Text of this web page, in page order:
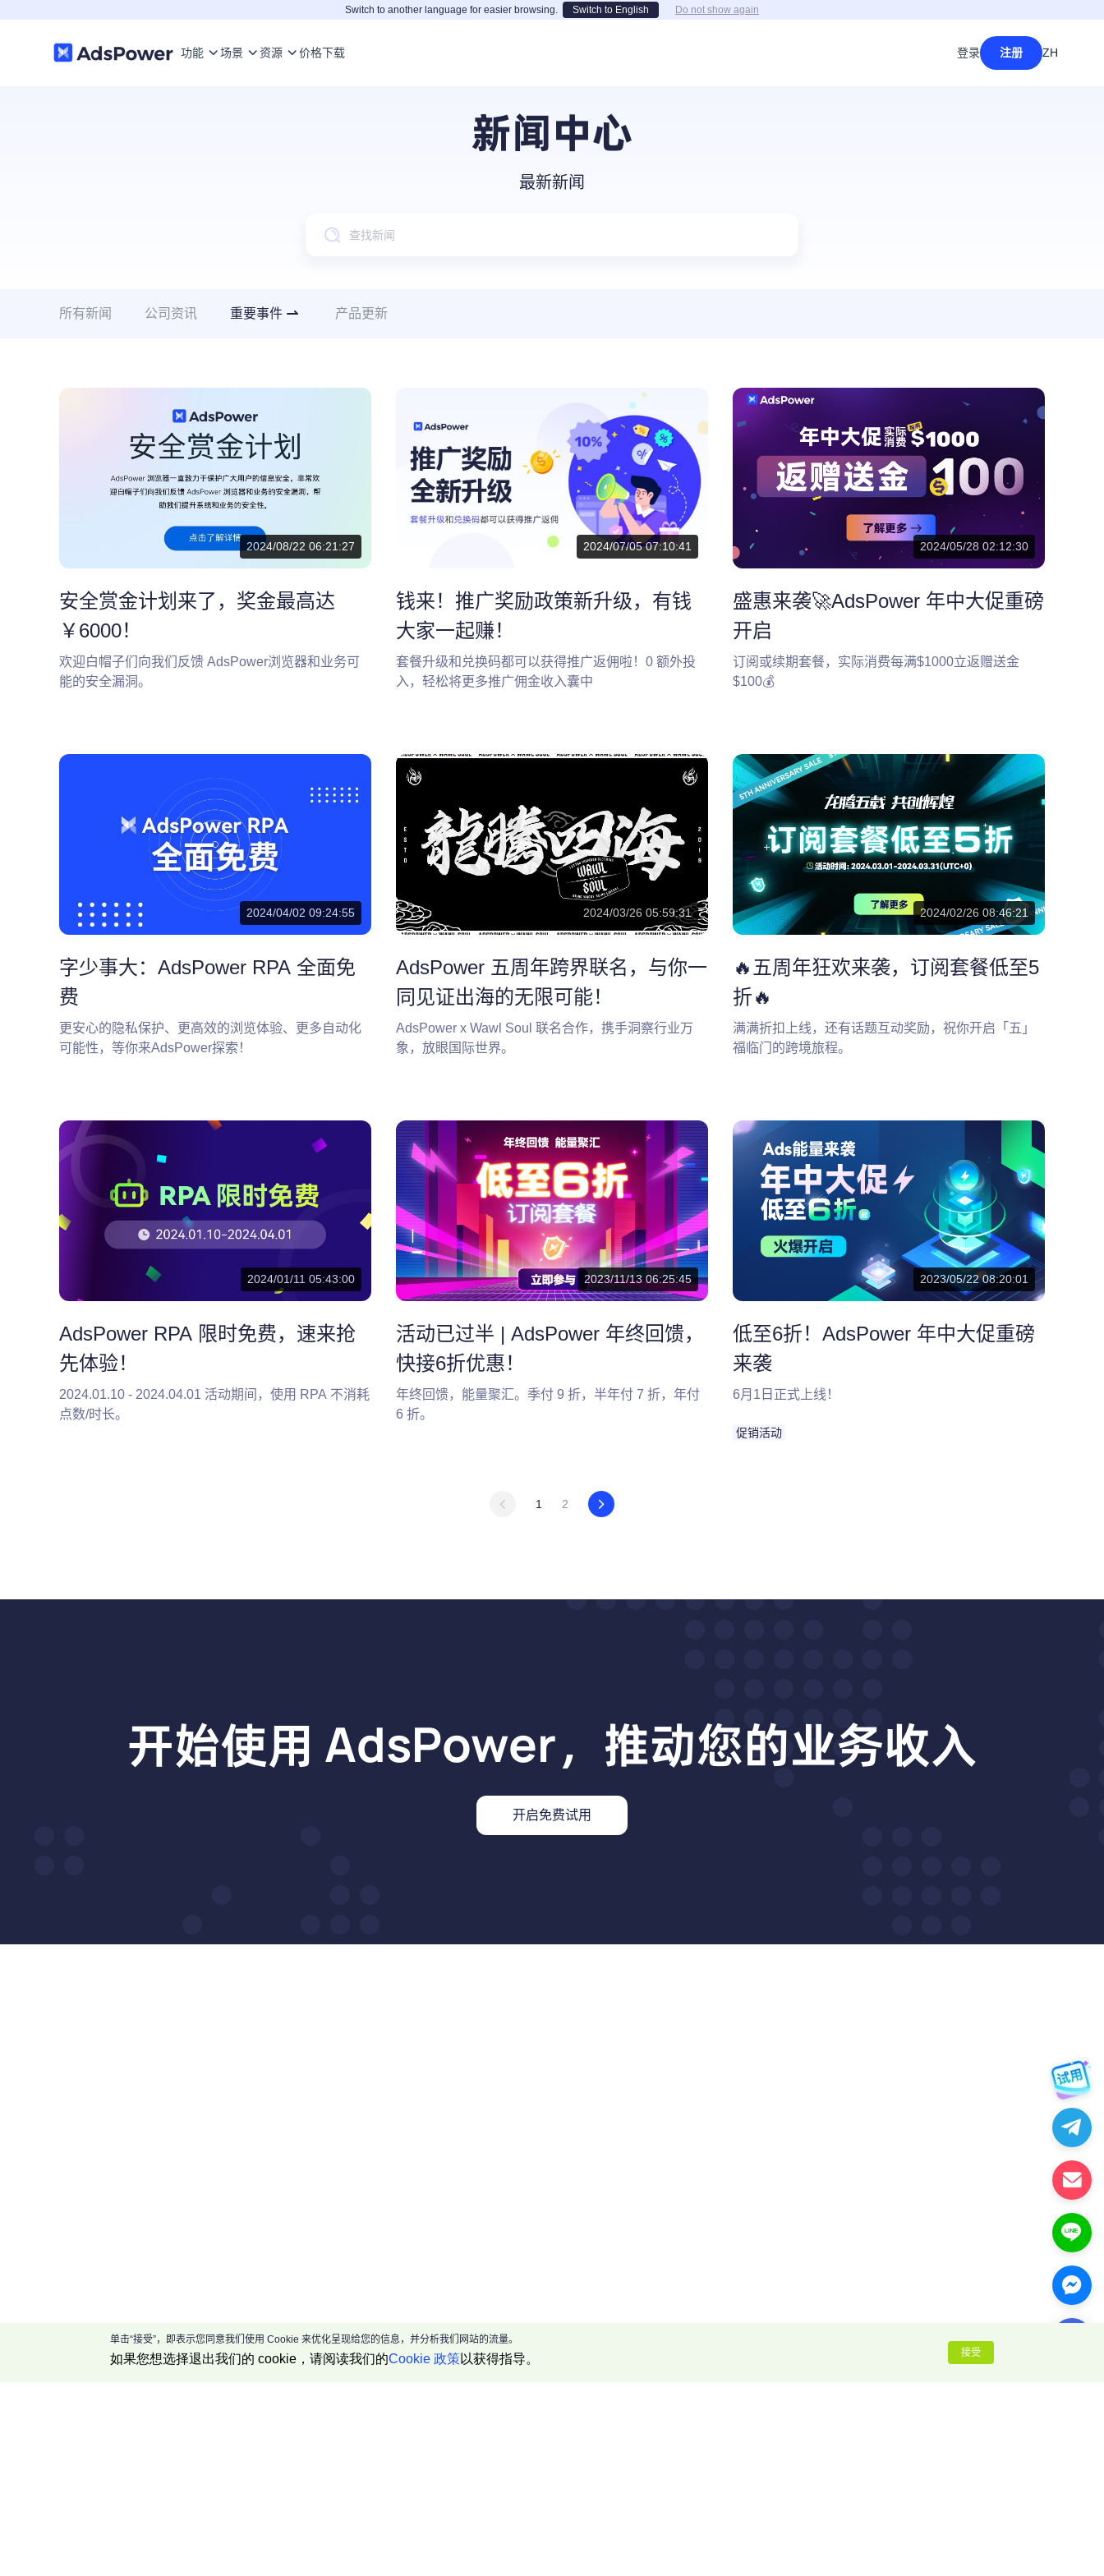
Switch to another language for easier browsing. Switch to English Do not show again
功能 场景 资源 价格下载 登录 注册 ZH
新闻中心
最新新闻
所有新闻 公司资讯 重要事件 产品更新
2024/08/22 06:21:27
安全赏金计划来了，奖金最高达
￥6000！
欢迎白帽子们向我们反馈 AdsPower浏览器和业务可
能的安全漏洞。
2024/07/05 07:10:41
钱来！推广奖励政策新升级，有钱
大家一起赚！
套餐升级和兑换码都可以获得推广返佣啦！0 额外投
入，轻松将更多推广佣金收入囊中
2024/05/28 02:12:30
盛惠来袭🚀AdsPower 年中大促重磅
开启
订阅或续期套餐，实际消费每满$1000立返赠送金
$100💰
2024/04/02 09:24:55
字少事大：AdsPower RPA 全面免
费
更安心的隐私保护、更高效的浏览体验、更多自动化
可能性，等你来AdsPower探索！
2024/03/26 05:59:31
AdsPower 五周年跨界联名，与你一
同见证出海的无限可能！
AdsPower x Wawl Soul 联名合作，携手洞察行业万
象，放眼国际世界。
2024/02/26 08:46:21
🔥五周年狂欢来袭，订阅套餐低至5
折🔥
满满折扣上线，还有话题互动奖励，祝你开启「五」
福临门的跨境旅程。
2024/01/11 05:43:00
AdsPower RPA 限时免费，速来抢
先体验！
2024.01.10 - 2024.04.01 活动期间，使用 RPA 不消耗
点数/时长。
2023/11/13 06:25:45
活动已过半 | AdsPower 年终回馈，
快接6折优惠！
年终回馈，能量聚汇。季付 9 折，半年付 7 折，年付
6 折。
2023/05/22 08:20:01
低至6折！AdsPower 年中大促重磅
来袭
6月1日正式上线！
促销活动
1 2
开始使用 AdsPower，推动您的业务收入
开启免费试用
单击“接受”，即表示您同意我们使用 Cookie 来优化呈现给您的信息，并分析我们网站的流量。
如果您想选择退出我们的 cookie，请阅读我们的Cookie 政策以获得指导。 接受